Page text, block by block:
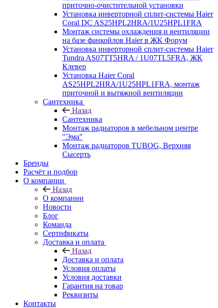
приточно-очистительной установки
Установка инверторной сплит-системы Haier
Coral DC AS25HPL2HRA/1U25HPL1FRA
Монтаж системы охлаждения и вентиляции
на базе фанкойлов Haier в ЖК Форум
Установка инверторной сплит-системы Haier
Tundra AS07TT5HRA / 1U07TL5FRA, ЖК
Клевер
Установка Haier Coral
AS25HPL2HRA/1U25HPL1FRA, монтаж
приточной и вытяжной вентиляции
Сантехника
Назад
Сантехника
Монтаж радиаторов в мебельном центре
"Эма"
Монтаж радиаторов TUBOG, Верхняя
Сысерть
Бренды
Расчёт и подбор
О компании
Назад
О компании
Новости
Блог
Команда
Сертификаты
Доставка и оплата
Назад
Доставка и оплата
Условия оплаты
Условия доставки
Гарантия на товар
Реквизиты
Контакты